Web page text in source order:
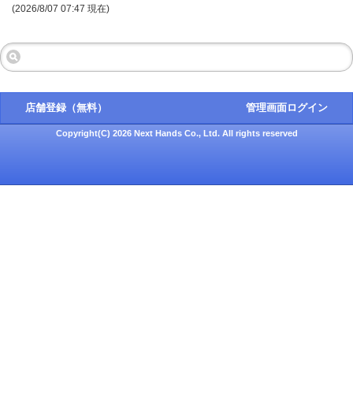
(2026/8/07 07:47 現在)
店舗登録（無料） 管理画面ログイン
Copyright(C) 2026 Next Hands Co., Ltd. All rights reserved